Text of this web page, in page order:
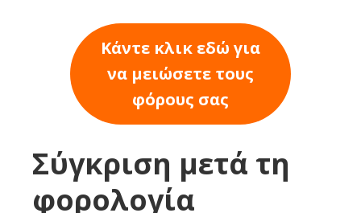
Κάντε κλικ εδώ για
να μειώσετε τους
φόρους σας
Σύγκριση μετά τη
φορολογία